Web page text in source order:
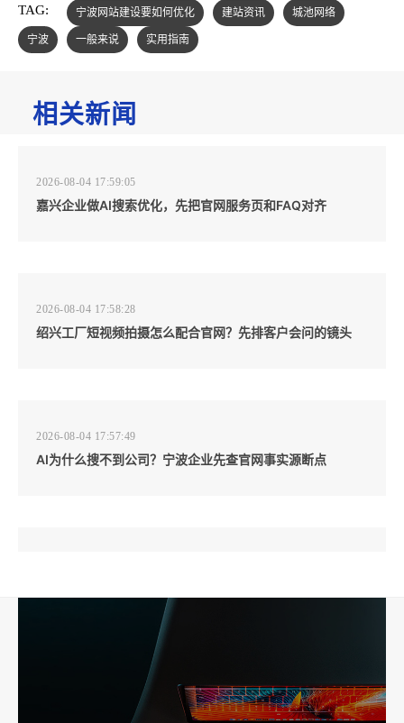
TAG: 宁波网站建设要如何优化 建站资讯
城池网络
宁波
一般来说 实用指南
相关新闻
2026-08-04 17:59:05
嘉兴企业做AI搜索优化，先把官网服务页和FAQ对齐
2026-08-04 17:58:28
绍兴工厂短视频拍摄怎么配合官网？先排客户会问的镜头
2026-08-04 17:57:49
AI为什么搜不到公司？宁波企业先查官网事实源断点
宁波高端网站建设公司推荐，移动端验收别放到最后